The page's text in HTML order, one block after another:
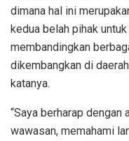
dimana hal ini
kedua belah pihak
membandingkan
dikembangkan di
katanya.
“Saya berharap
wawasan, memahami